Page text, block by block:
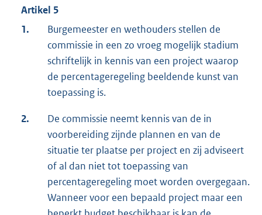
Artikel 5
1.
Burgemeester en wethouders stellen de
commissie in een zo vroeg mogelijk stadium
schriftelijk in kennis van een project waarop
de percentageregeling beeldende kunst van
toepassing is.
2.
De commissie neemt kennis van de in
voorbereiding zijnde plannen en van de
situatie ter plaatse per project en zij adviseert
of al dan niet tot toepassing van
percentageregeling moet worden overgegaan.
Wanneer voor een bepaald project maar een